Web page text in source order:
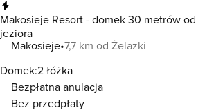
Makosieje Resort - domek 30 metrów od
jeziora
Makosieje 7,7 km od Żelazki
Domek:2 łóżka
Bezpłatna anulacja
Bez przedpłaty